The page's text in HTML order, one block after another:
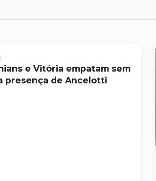
e Vitória empatam sem
presença de Ancelotti